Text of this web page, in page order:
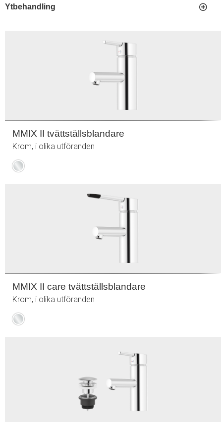
Ytbehandling
MMIX II tvättställsblandare
Krom, i olika utföranden
Krom
MMIX II care tvättställsblandare
Krom, i olika utföranden
Krom